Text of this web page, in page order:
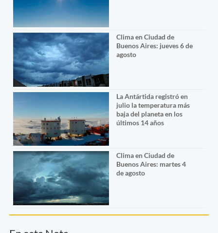
Clima en Ciudad de
Buenos Aires: jueves 6 de
agosto
La Antártida registró en
julio la temperatura más
baja del planeta en los
últimos 14 años
Clima en Ciudad de
Buenos Aires: martes 4
de agosto